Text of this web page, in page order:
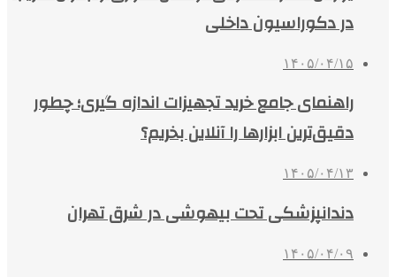
در دکوراسیون داخلی
۱۴۰۵/۰۴/۱۵
راهنمای جامع خرید تجهیزات اندازه گیری؛ چطور
دقیق‌ترین ابزارها را آنلاین بخریم؟
۱۴۰۵/۰۴/۱۳
دندانپزشکی تحت بیهوشی در شرق تهران
۱۴۰۵/۰۴/۰۹